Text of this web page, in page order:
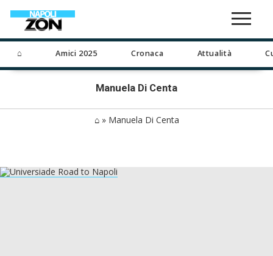
⌂ Amici 2025 Cronaca Attualità
Manuela Di Centa
⌂» Manuela Di Centa